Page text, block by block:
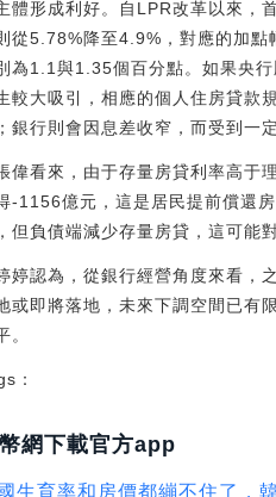
體形成利好。自LPR改革以來，
從5.78%降至4.9%，對應的加點
為1.1與1.35個百分點。如果央
較大吸引，相應的個人住房貸款
銀行則會因息差收窄，而受到一定
偉看來，由于存量房貸利率高于
-1156億元，這是居民提前償還
但負債端減少存量房貸，這可能
婷認為，從銀行經營角度來看，
或即將落地，未來下調空間已有
。
：
網下載官方app
生育率和房價都繃不住了，